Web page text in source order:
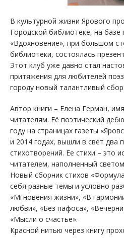
В культурной жизни Ярового
Городской библиотеке, на базе
«Вдохновение», при большом
библиотеки, состоялась
Этот клуб уже давно стал
притяжения для любителей
городу новый талантливый
Автор книги – Елена Герман,
читателям. Её поэтический
году на страницах газеты
и 2014 годах, вышли в свет два
стихотворений. Ее стихи – это
читателем, наполненный
Новый сборник стихов
себя разные темы и условно
«Мгновения жизни», «В
любви», «Без пафоса»,
«Мысли о счастье».
Красной нитью через книгу